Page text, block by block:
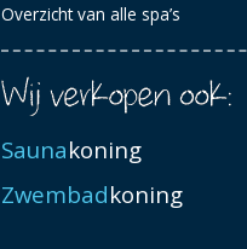
Overzicht van alle spa’s
Saunakoning
Zwembadkoning